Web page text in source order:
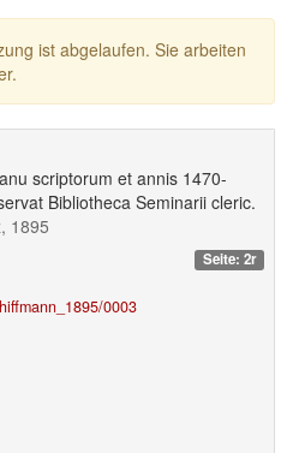
ist abgelaufen. Sie arbeiten
scriptorum et annis 1470-
Bibliotheca Seminarii cleric.
1895
Seite: 2r
0003